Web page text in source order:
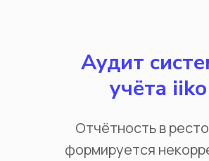
Аудит
учёта iiko
Отчётность в
формируется